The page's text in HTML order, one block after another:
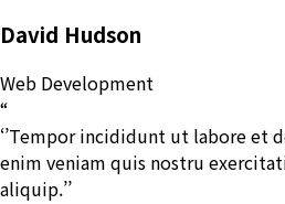
David Hudson
Web Development
“
‘’Tempor incididunt ut labore et
enim veniam quis nostru
aliquip.’’